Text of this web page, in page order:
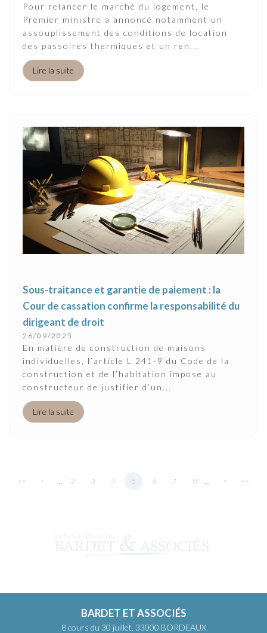
Pour relancer le marché du logement, le
Premier ministre a annoncé notamment un
assouplissement des conditions de location
des passoires thermiques et un ren...
Lire la suite
Sous-traitance et garantie de paiement : la
Cour de cassation confirme la responsabilité du
dirigeant de droit
26/09/2025
En matière de construction de maisons
individuelles, l’article L 241-9 du Code de la
construction et de l’habitation impose au
constructeur de justifier d’un...
Lire la suite
<< < ... 2 3 4 5 6 7 8 ... > >>
BARDET ET ASSOCIÉS
8 cours du 30 juillet, 33000 BORDEAUX